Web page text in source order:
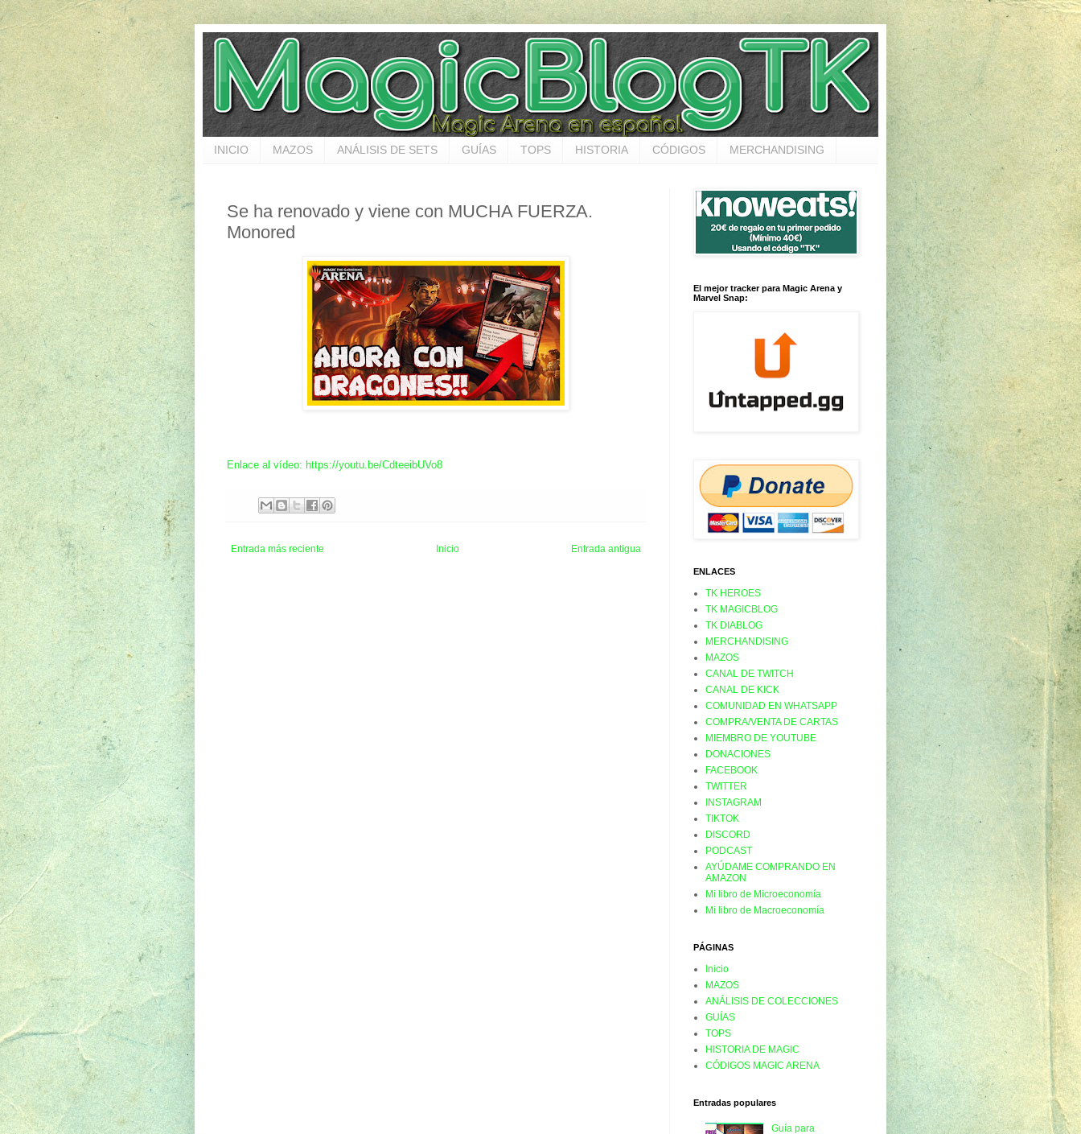
INICIO MAZOS ANÁLISIS DE SETS GUÍAS TOPS HISTORIA CÓDIGOS MERCHANDISING
Se ha renovado y viene con MUCHA FUERZA.
Monored
Enlace al vídeo: https://youtu.be/CdteeibUVo8
Entrada más reciente Entrada antigua
Inicio
El mejor tracker para Magic Arena y
Marvel Snap:
ENLACES
TK HEROES
TK MAGICBLOG
TK DIABLOG
MERCHANDISING
MAZOS
CANAL DE TWITCH
CANAL DE KICK
COMUNIDAD EN WHATSAPP
COMPRA/VENTA DE CARTAS
MIEMBRO DE YOUTUBE
DONACIONES
FACEBOOK
TWITTER
INSTAGRAM
TIKTOK
DISCORD
PODCAST
AYÚDAME COMPRANDO EN
AMAZON
Mi libro de Microeconomía
Mi libro de Macroeconomía
PÁGINAS
Inicio
MAZOS
ANÁLISIS DE COLECCIONES
GUÍAS
TOPS
HISTORIA DE MAGIC
CÓDIGOS MAGIC ARENA
Entradas populares
Guía para